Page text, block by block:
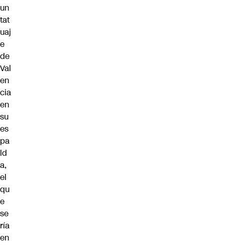
un
tat
uaj
e
de
Val
en
cia
en
su
es
pa
ld
a,
el
qu
e
se
ría
en